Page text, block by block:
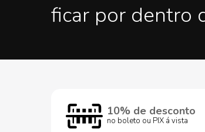
ficar por dentro
10% de desconto
no boleto ou PIX á vista